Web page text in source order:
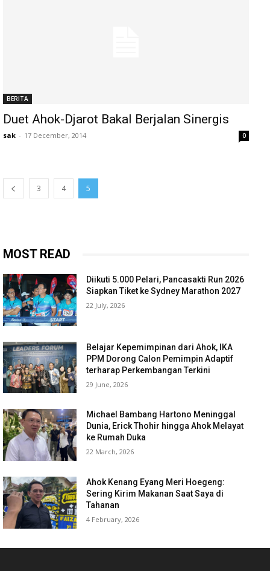
BERITA
Duet Ahok-Djarot Bakal Berjalan Sinergis
sak - 17 December, 2014 0
3 4 5
MOST READ
Diikuti 5.000 Pelari, Pancasakti Run 2026
Siapkan Tiket ke Sydney Marathon 2027
22 July, 2026
Belajar Kepemimpinan dari Ahok, IKA
PPM Dorong Calon Pemimpin Adaptif
terharap Perkembangan Terkini
29 June, 2026
Michael Bambang Hartono Meninggal
Dunia, Erick Thohir hingga Ahok Melayat
ke Rumah Duka
22 March, 2026
Ahok Kenang Eyang Meri Hoegeng:
Sering Kirim Makanan Saat Saya di
Tahanan
4 February, 2026